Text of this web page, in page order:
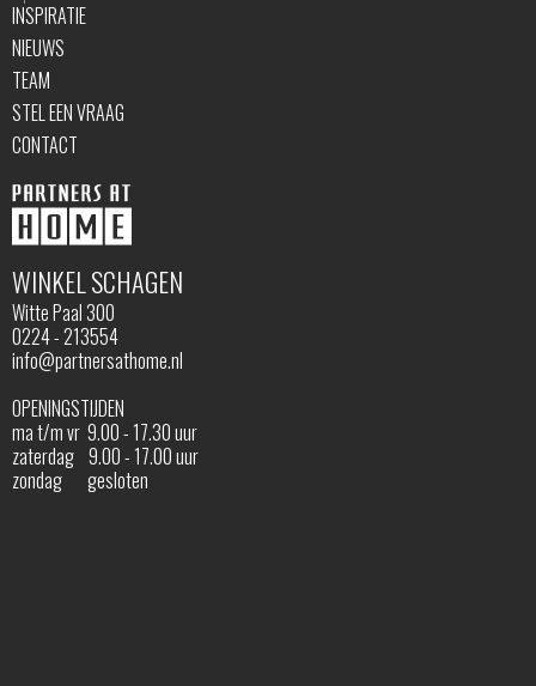
WINKEL SCHAGEN
Witte Paal 300
0224 - 213554
info@partnersathome.nl
OPENINGSTIJDEN
ma t/m vr 9.00 - 17.30 uur
zaterdag 9.00 - 17.00 uur
zondag gesloten
INSPIRATIE
NIEUWS
TEAM
STEL EEN VRAAG
CONTACT